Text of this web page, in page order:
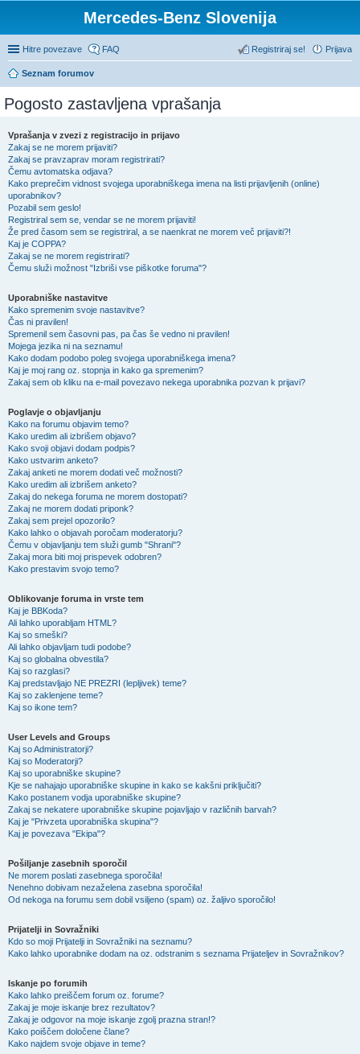
Mercedes-Benz Slovenija
Hitre povezave FAQ Prijava
Registriraj se!
Seznam forumov
Pogosto zastavljena vprašanja
Vprašanja v zvezi z registracijo in prijavo
Zakaj se ne morem prijaviti?
Zakaj se pravzaprav moram registrirati?
Čemu avtomatska odjava?
Kako preprečim vidnost svojega uporabniškega imena na listi prijavljenih (online)
uporabnikov?
Pozabil sem geslo!
Registriral sem se, vendar se ne morem prijaviti!
Že pred časom sem se registriral, a se naenkrat ne morem več prijaviti?!
Kaj je COPPA?
Zakaj se ne morem registrirati?
Čemu služi možnost "Izbriši vse piškotke foruma"?
Uporabniške nastavitve
Kako spremenim svoje nastavitve?
Čas ni pravilen!
Spremenil sem časovni pas, pa čas še vedno ni pravilen!
Mojega jezika ni na seznamu!
Kako dodam podobo poleg svojega uporabniškega imena?
Kaj je moj rang oz. stopnja in kako ga spremenim?
Zakaj sem ob kliku na e-mail povezavo nekega uporabnika pozvan k prijavi?
Poglavje o objavljanju
Kako na forumu objavim temo?
Kako uredim ali izbrišem objavo?
Kako svoji objavi dodam podpis?
Kako ustvarim anketo?
Zakaj anketi ne morem dodati več možnosti?
Kako uredim ali izbrišem anketo?
Zakaj do nekega foruma ne morem dostopati?
Zakaj ne morem dodati priponk?
Zakaj sem prejel opozorilo?
Kako lahko o objavah poročam moderatorju?
Čemu v objavljanju tem služi gumb "Shrani"?
Zakaj mora biti moj prispevek odobren?
Kako prestavim svojo temo?
Oblikovanje foruma in vrste tem
Kaj je BBKoda?
Ali lahko uporabljam HTML?
Kaj so smeški?
Ali lahko objavljam tudi podobe?
Kaj so globalna obvestila?
Kaj so razglasi?
Kaj predstavljajo NE PREZRI (lepljivek) teme?
Kaj so zaklenjene teme?
Kaj so ikone tem?
User Levels and Groups
Kaj so Administratorji?
Kaj so Moderatorji?
Kaj so uporabniške skupine?
Kje se nahajajo uporabniške skupine in kako se kakšni priključiti?
Kako postanem vodja uporabniške skupine?
Zakaj se nekatere uporabniške skupine pojavljajo v različnih barvah?
Kaj je "Privzeta uporabniška skupina"?
Kaj je povezava "Ekipa"?
Pošiljanje zasebnih sporočil
Ne morem poslati zasebnega sporočila!
Nenehno dobivam nezaželena zasebna sporočila!
Od nekoga na forumu sem dobil vsiljeno (spam) oz. žaljivo sporočilo!
Prijatelji in Sovražniki
Kdo so moji Prijatelji in Sovražniki na seznamu?
Kako lahko uporabnike dodam na oz. odstranim s seznama Prijateljev in Sovražnikov?
Iskanje po forumih
Kako lahko preiščem forum oz. forume?
Zakaj je moje iskanje brez rezultatov?
Zakaj je odgovor na moje iskanje zgolj prazna stran!?
Kako poiščem določene člane?
Kako najdem svoje objave in teme?